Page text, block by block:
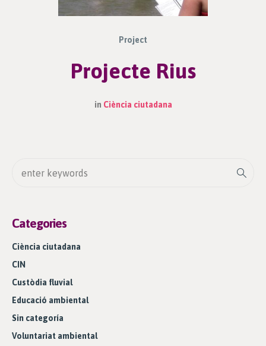
Project
Projecte Rius
in Ciència ciutadana
Categories
Ciència ciutadana
CIN
Custòdia fluvial
Educació ambiental
Sin categoría
Voluntariat ambiental